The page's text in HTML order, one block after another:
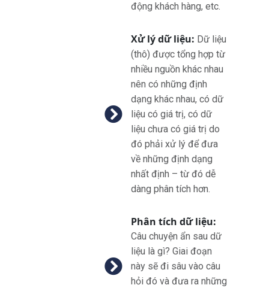
động khách hàng, etc.
Xử lý dữ liệu: Dữ liệu
(thô) được tổng hợp từ
nhiều nguồn khác nhau
nên có những định
dạng khác nhau, có dữ
liệu có giá trị, có dữ
liệu chưa có giá trị do
đó phải xử lý để đưa
về những định dạng
nhất định – từ đó dễ
dàng phân tích hơn.
Phân tích dữ liệu:
Câu chuyện ẩn sau dữ
liệu là gì? Giai đoạn
này sẽ đi sâu vào câu
hỏi đó và đưa ra những